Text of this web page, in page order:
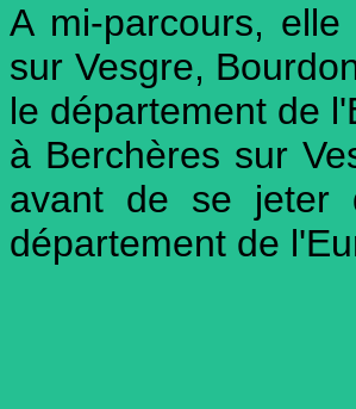
A mi-parcours,
sur Vesgre,
le département de
à Berchères sur
avant de se jeter
département de